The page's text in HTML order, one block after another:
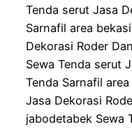
Tenda serut Jasa
Sarnafil area
Dekorasi Roder
Sewa Tenda serut
Tenda Sarnafil
Jasa Dekorasi
jabodetabek Sewa